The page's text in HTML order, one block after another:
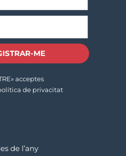
ME
acceptes
de privacitat
de l’any